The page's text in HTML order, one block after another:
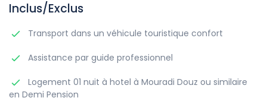
Inclus/Exclus
Transport dans un véhicule touristique confort
Assistance par guide professionnel
Logement 01 nuit à hotel à Mouradi Douz ou similaire
en Demi Pension